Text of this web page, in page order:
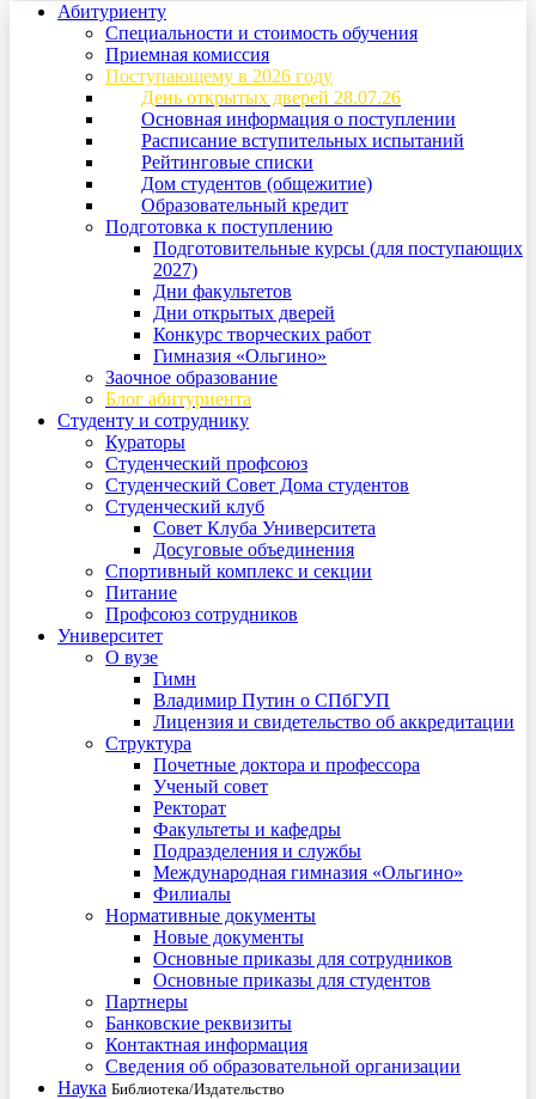
Абитуриенту
Специальности и стоимость обучения
Приемная комиссия
Поступающему в 2026 году
День открытых дверей 28.07.26
Основная информация о поступлении
Расписание вступительных испытаний
Рейтинговые списки
Дом студентов (общежитие)
Образовательный кредит
Подготовка к поступлению
Подготовительные курсы (для поступающих
2027)
Дни факультетов
Дни открытых дверей
Конкурс творческих работ
Гимназия «Ольгино»
Заочное образование
Блог абитуриента
Студенту и сотруднику
Кураторы
Студенческий профсоюз
Студенческий Совет Дома студентов
Студенческий клуб
Совет Клуба Университета
Досуговые объединения
Спортивный комплекс и секции
Питание
Профсоюз сотрудников
Университет
О вузе
Гимн
Владимир Путин о СПбГУП
Лицензия и свидетельство об аккредитации
Структура
Почетные доктора и профессора
Ученый совет
Ректорат
Факультеты и кафедры
Подразделения и службы
Международная гимназия «Ольгино»
Филиалы
Нормативные документы
Новые документы
Основные приказы для сотрудников
Основные приказы для студентов
Партнеры
Банковские реквизиты
Контактная информация
Сведения об образовательной организации
Наука Библиотека/Издательство